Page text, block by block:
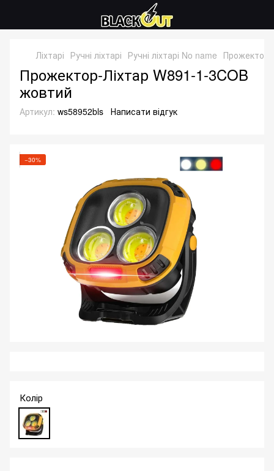
Ліхтарі Ручні ліхтарі Ручні ліхтарі No name Прожектор-
Прожектор-Ліхтар W891-1-3COB
жовтий
Артикул: ws58952bls Написати відгук
−30%
Колір